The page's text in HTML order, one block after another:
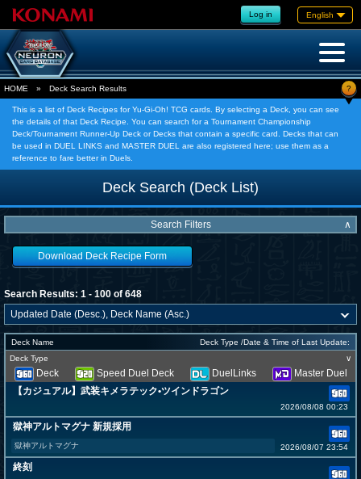
Log in English
HOME » Deck Search Results ?
This is a list of Deck Recipes for Yu-Gi-Oh! TCG cards. By selecting a Deck, you can see
the details of that Deck Recipe. You can search for a Tournament Championship
Deck/Tournament Runner-Up Deck or Decks that contain a specific card. Decks that can
be used in DUEL LINKS and MASTER DUEL are also registered here; use them as a
reference to fare better in Duels.
Deck Search (Deck List)
Search Filters ∧
Download Deck Recipe Form
Search Results: 1 - 100 of 648
Deck Name
Deck Type /Date & Time of Last Update:
Deck Type
∨
Deck Speed Duel Deck DuelLinks
Master Duel
【カジュアル】武装キメラテック•ツインドラゴン
2026/08/08 00:23
獄神アルトマグナ 新規採用
獄神アルトマグナ 2026/08/07 23:54
終刻